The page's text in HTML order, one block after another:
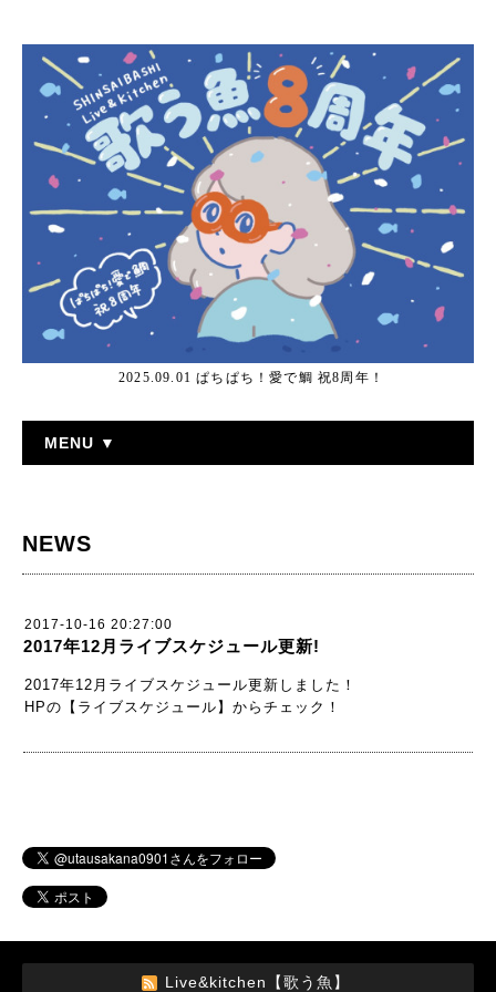
2025.09.01 ぱちぱち！愛で鯛 祝8周年！
MENU ▼
NEWS
2017-10-16 20:27:00
2017年12月ライブスケジュール更新!
2017年12月ライブスケジュール更新しました！
HPの【ライブスケジュール】からチェック！
Live&kitchen【歌う魚】